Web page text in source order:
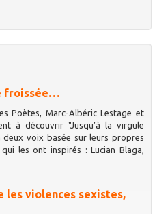
froissée…
Poètes, Marc-Albéric Lestage et
à découvrir "Jusqu’à la virgule
voix basée sur leurs propres
les ont inspirés : Lucian Blaga,
les violences sexistes,